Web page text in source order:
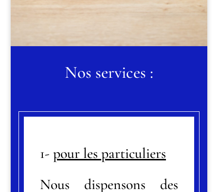
Nos services :
1-pour les particuliers
Nous dispensons des